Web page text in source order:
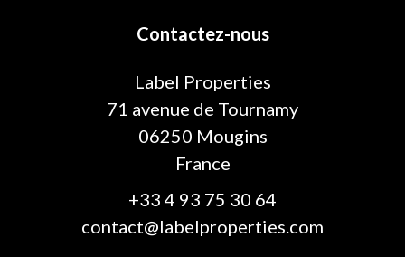
Contactez-nous
Label Properties
71 avenue de Tournamy
06250 Mougins
France
+33 4 93 75 30 64
contact@labelproperties.com